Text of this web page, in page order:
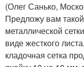
(Олег Санько,
Предложу вам
металлической
виде жесткого
кладочная сетка